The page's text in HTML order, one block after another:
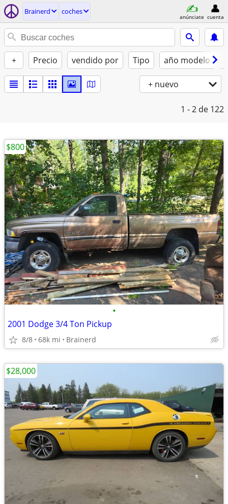
Brainerd coches
anúnciate cuenta
+ Precio vendido por Tipo año modelo
+ nuevo
1 - 2 de 122
•
2001 Dodge 3/4 Ton Pickup
8/8 68k mi Brainerd
$800
$28,000